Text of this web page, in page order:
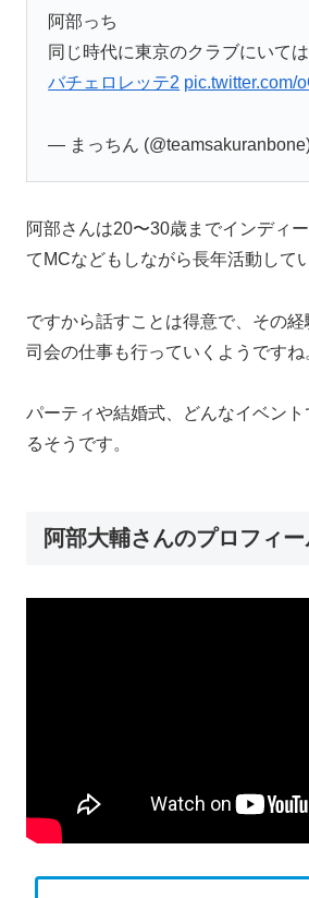
阿部っち
同じ時代に東京のクラブにいて
バチェロレッテ2 pic.twitter.com/
— まっちん
阿部さんは20〜30歳までインディ
てMCなどもしながら長年活動して
ですから話すことは得意で、その
司会の仕事も行っていくようですね
パーティや結婚式、どんなイベン
るそうです。
阿部大輔さんのプロフィ